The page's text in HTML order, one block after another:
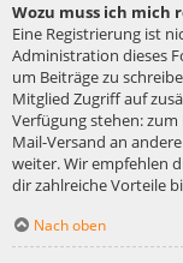
Wozu muss ich mich
Eine Registrierung ist
Administration dieses
um Beiträge zu
Mitglied Zugriff auf
Verfügung stehen:
Mail-Versand an
weiter. Wir empfehlen
dir zahlreiche Vorteile
Nach oben